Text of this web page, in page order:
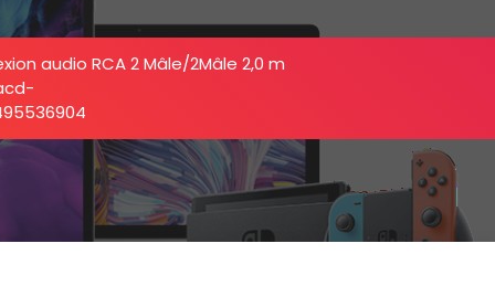
audio RCA 2 Mâle/2Mâle 2,0 m